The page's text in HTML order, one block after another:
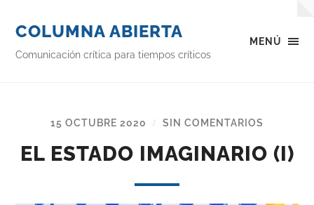
MENÚ
COLUMNA ABIERTA
Comunicación crítica para tiempos críticos
15 OCTUBRE 2020 / SIN COMENTARIOS
EL ESTADO IMAGINARIO (I)